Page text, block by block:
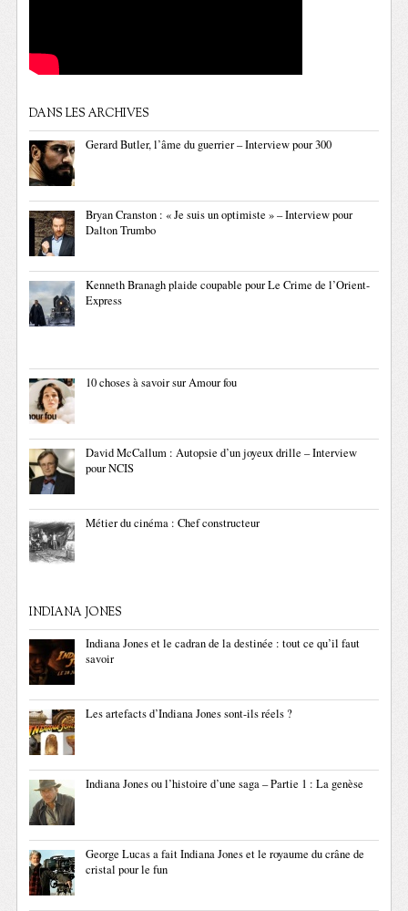
DANS LES ARCHIVES
Gerard Butler, l’âme du guerrier – Interview pour 300
Bryan Cranston : « Je suis un optimiste » – Interview pour
Dalton Trumbo
Kenneth Branagh plaide coupable pour Le Crime de l’Orient-
Express
10 choses à savoir sur Amour fou
David McCallum : Autopsie d’un joyeux drille – Interview
pour NCIS
Métier du cinéma : Chef constructeur
INDIANA JONES
Indiana Jones et le cadran de la destinée : tout ce qu’il faut
savoir
Les artefacts d’Indiana Jones sont-ils réels ?
Indiana Jones ou l’histoire d’une saga – Partie 1 : La genèse
George Lucas a fait Indiana Jones et le royaume du crâne de
cristal pour le fun